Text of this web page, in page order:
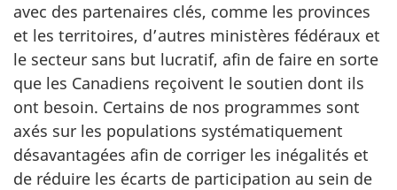
avec des partenaires clés, comme les provinces
et les territoires, d’autres ministères fédéraux et
le secteur sans but lucratif, afin de faire en sorte
que les Canadiens reçoivent le soutien dont ils
ont besoin. Certains de nos programmes sont
axés sur les populations systématiquement
désavantagées afin de corriger les inégalités et
de réduire les écarts de participation au sein de